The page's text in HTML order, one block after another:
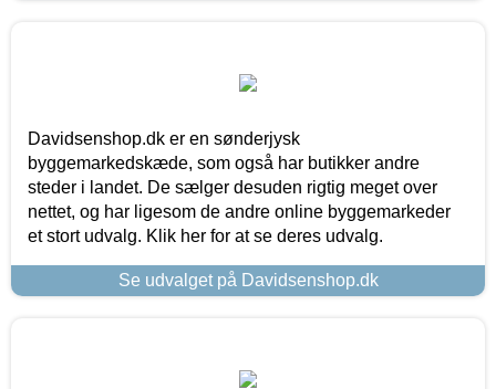
Davidsenshop.dk er en sønderjysk
byggemarkedskæde, som også har butikker andre
steder i landet. De sælger desuden rigtig meget over
nettet, og har ligesom de andre online byggemarkeder
et stort udvalg. Klik her for at se deres udvalg.
Se udvalget på Davidsenshop.dk